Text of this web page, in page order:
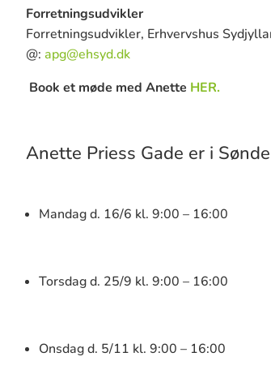
Forretningsudvikler
Forretningsudvikler, Erhvervshus
@: apg@ehsyd.dk
Book et møde med Anette HER.
Anette Priess Gade er i
Mandag d. 16/6 kl. 9:00 – 16:00
Torsdag d. 25/9 kl. 9:00 – 16:00
Onsdag d. 5/11 kl. 9:00 – 16:00